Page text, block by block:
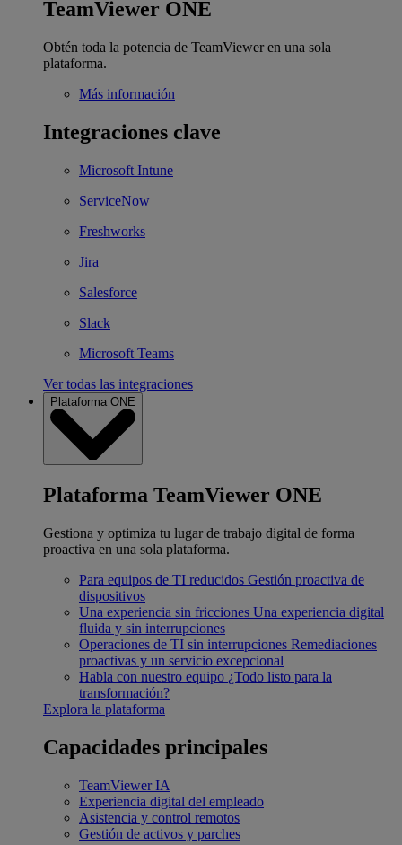
TeamViewer ONE
Obtén toda la potencia de TeamViewer en una sola
plataforma.
Más información
Integraciones clave
Microsoft Intune
ServiceNow
Freshworks
Jira
Salesforce
Slack
Microsoft Teams
Ver todas las integraciones
Plataforma ONE
Plataforma TeamViewer ONE
Gestiona y optimiza tu lugar de trabajo digital de forma
proactiva en una sola plataforma.
Para equipos de TI reducidos Gestión proactiva de
dispositivos
Una experiencia sin fricciones Una experiencia digital
fluida y sin interrupciones
Operaciones de TI sin interrupciones Remediaciones
proactivas y un servicio excepcional
Habla con nuestro equipo ¿Todo listo para la
transformación?
Explora la plataforma
Capacidades principales
TeamViewer IA
Experiencia digital del empleado
Asistencia y control remotos
Gestión de activos y parches